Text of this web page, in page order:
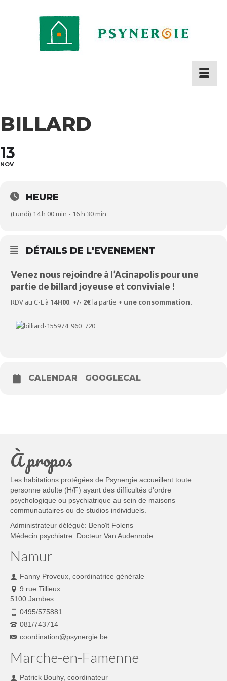
BILLARD
13
NOV
HEURE
(Lundi) 14 h 00 min - 16 h 30 min
DÉTAILS DE L'EVENEMENT
Venez nous rejoindre à l’Acinapolis pour une
partie de billard joyeuse et conviviale !
RDV au C-L à 14H00. +/- 2€la partie + une consommation.
CALENDAR GOOGLECAL
À propos
Les habitations protégées de Psynergie accueillent toute
personne adulte (H/F) ayant des difficultés d'ordre
psychologique ou psychiatrique au sein de maisons
communautaires ou de studios individuels.
Administrateur délégué: Benoît Folens
Médecin psychiatre: Docteur Van Audenrode
Namur
Fanny Proveux, coordinatrice générale
9 rue Tillieux
5100 Jambes
0495/575881
081/743714
coordination@psynergie.be
Marche-en-Famenne
Patrick Bouhy, coordinateur